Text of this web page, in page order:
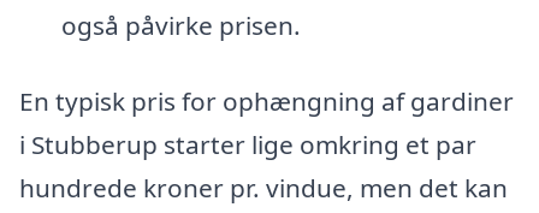
også påvirke prisen.
En typisk pris for ophængning af gardiner
i Stubberup starter lige omkring et par
hundrede kroner pr. vindue, men det kan